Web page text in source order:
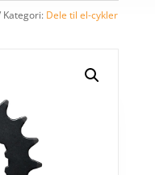
Kategori: Dele til el-cykler